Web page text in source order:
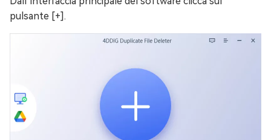
pulsante [+].